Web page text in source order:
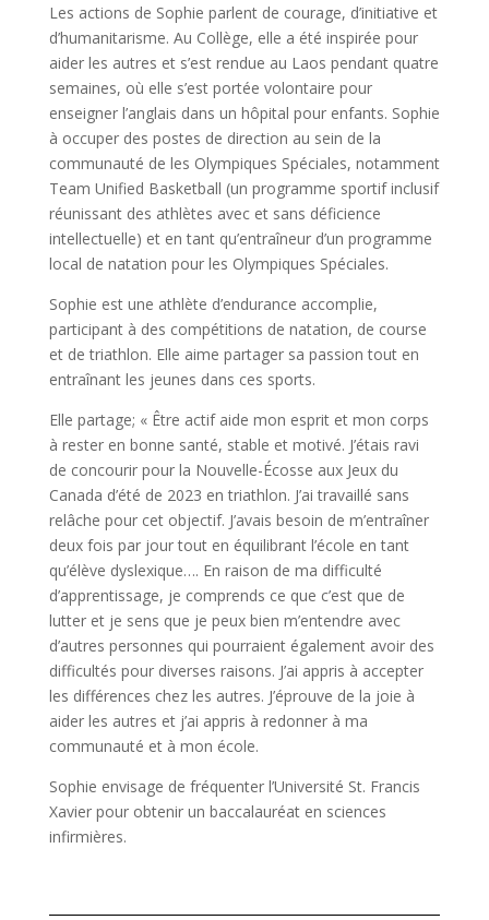
Les actions de Sophie parlent de courage, d’initiative et
d’humanitarisme. Au Collège, elle a été inspirée pour
aider les autres et s’est rendue au Laos pendant quatre
semaines, où elle s’est portée volontaire pour
enseigner l’anglais dans un hôpital pour enfants. Sophie
à occuper des postes de direction au sein de la
communauté de les Olympiques Spéciales, notamment
Team Unified Basketball (un programme sportif inclusif
réunissant des athlètes avec et sans déficience
intellectuelle) et en tant qu’entraîneur d’un programme
local de natation pour les Olympiques Spéciales.
Sophie est une athlète d’endurance accomplie,
participant à des compétitions de natation, de course
et de triathlon. Elle aime partager sa passion tout en
entraînant les jeunes dans ces sports.
Elle partage; « Être actif aide mon esprit et mon corps
à rester en bonne santé, stable et motivé. J’étais ravi
de concourir pour la Nouvelle-Écosse aux Jeux du
Canada d’été de 2023 en triathlon. J’ai travaillé sans
relâche pour cet objectif. J’avais besoin de m’entraîner
deux fois par jour tout en équilibrant l’école en tant
qu’élève dyslexique…. En raison de ma difficulté
d’apprentissage, je comprends ce que c’est que de
lutter et je sens que je peux bien m’entendre avec
d’autres personnes qui pourraient également avoir des
difficultés pour diverses raisons. J’ai appris à accepter
les différences chez les autres. J’éprouve de la joie à
aider les autres et j’ai appris à redonner à ma
communauté et à mon école.
Sophie envisage de fréquenter l’Université St. Francis
Xavier pour obtenir un baccalauréat en sciences
infirmières.